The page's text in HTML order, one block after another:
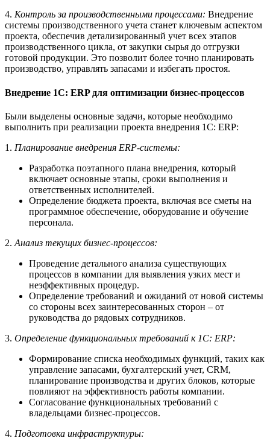
4. Контроль за производственными процессами: Внедрение
системы производственного учета станет ключевым аспектом
проекта, обеспечив детализированный учет всех этапов
производственного цикла, от закупки сырья до отгрузки
готовой продукции. Это позволит более точно планировать
производство, управлять запасами и избегать простоя.
Внедрение 1С: ERP для оптимизации бизнес-процессов
Были выделены основные задачи, которые необходимо
выполнить при реализации проекта внедрения 1С: ERP:
1. Планирование внедрения ERP-системы:
Разработка поэтапного плана внедрения, который
включает основные этапы, сроки выполнения и
ответственных исполнителей.
Определение бюджета проекта, включая все сметы на
программное обеспечение, оборудование и обучение
персонала.
2. Анализ текущих бизнес-процессов:
Проведение детального анализа существующих
процессов в компании для выявления узких мест и
неэффективных процедур.
Определение требований и ожиданий от новой системы
со стороны всех заинтересованных сторон – от
руководства до рядовых сотрудников.
3. Определение функциональных требований к 1С: ERP:
Формирование списка необходимых функций, таких как
управление запасами, бухгалтерский учет, CRM,
планирование производства и других блоков, которые
повлияют на эффективность работы компании.
Согласование функциональных требований с
владельцами бизнес-процессов.
4. Подготовка инфраструктуры: